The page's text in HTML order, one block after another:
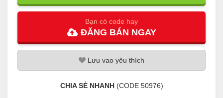
Bạn có code hay
ĐĂNG BÁN NGAY
Lưu vao yêu thích
CHIA SẺ NHANH(CODE 50976)